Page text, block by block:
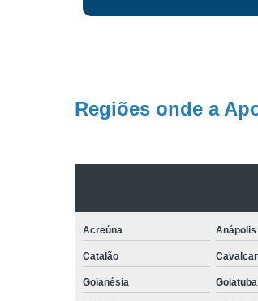
Regiões onde a
Acreúna Anápolis
Catalão
Goianésia Goiatuba